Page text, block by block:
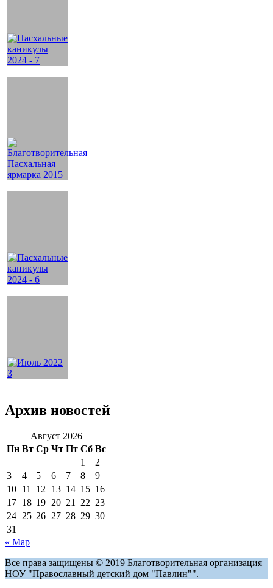
Архив новостей
Август 2026
Пн Вт Ср Чт Пт Сб Вс
1
2
3
4 5 6 7 8
9
10 11 12 13 14 15 16
17 18 19 20 21 22 23
24 25 26 27 28 29 30
31
« Мар
Все права защищены © 2019 Благотворительная организация
НОУ "Православный детский дом "Павлин"".